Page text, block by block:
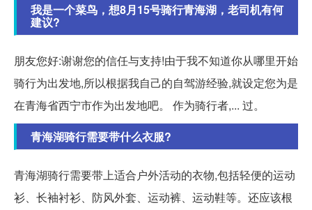
我是一个菜鸟，想8月15号骑行青海湖，老司机有何
建议?
朋友您好:谢谢您的信任与支持!由于我不知道你从哪里开始
骑行为出发地,所以根据我自己的自驾游经验,就设定您为是
在青海省西宁市作为出发地吧。 作为骑行者,... 过。
青海湖骑行需要带什么衣服?
青海湖骑行需要带上适合户外活动的衣物,包括轻便的运动
衫、长袖衬衫、防风外套、运动裤、运动鞋等。还应该根